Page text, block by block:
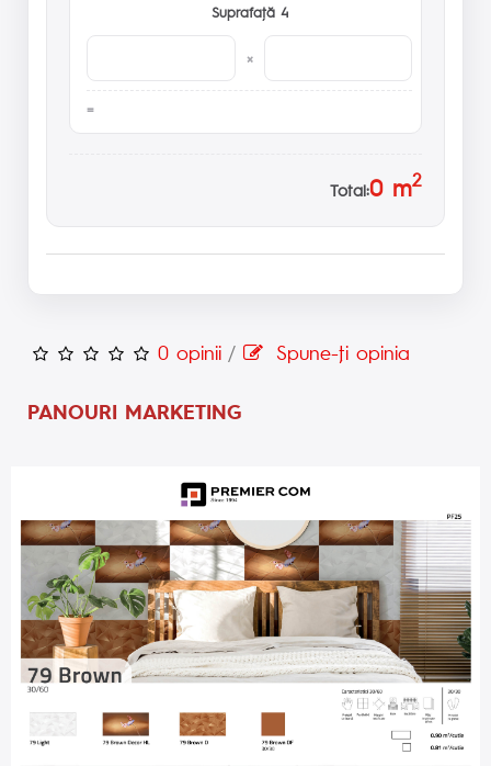
Suprafaţă 4
×
Total:0m2
0 opinii / Spune-ţi opinia
PANOURI MARKETING